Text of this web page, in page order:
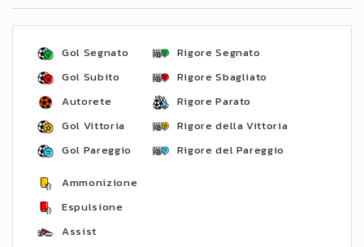
Gol Segnato
Gol Subito
Autorete
Gol Vittoria
Gol Pareggio
Rigore Segnato
Rigore Sbagliato
Rigore Parato
Rigore della Vittoria
Rigore del Pareggio
Ammonizione
Espulsione
Assist